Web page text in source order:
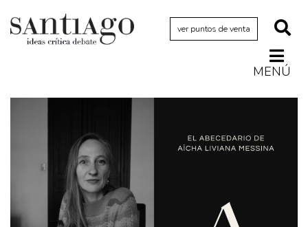
ver puntos de venta
MENÚ
Arquetipos de situación
Artes visuales
Cine y televisión